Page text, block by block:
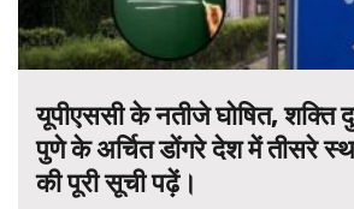
यूपीएससी के नतीजे घोषित, शक्ति
पुणे के अर्चित डोंगरे देश में तीसरे
की पूरी सूची पढ़ें।